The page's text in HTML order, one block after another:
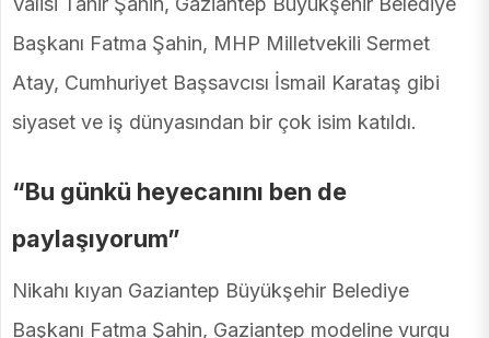
Başkanı Fatma Şahin, MHP Milletvekili Sermet
Atay, Cumhuriyet Başsavcısı İsmail Karataş gibi
siyaset ve iş dünyasından bir çok isim katıldı.
“Bu günkü heyecanını ben de
paylaşıyorum”
Nikahı kıyan Gaziantep Büyükşehir Belediye
Başkanı Fatma Şahin, Gaziantep modeline vurgu